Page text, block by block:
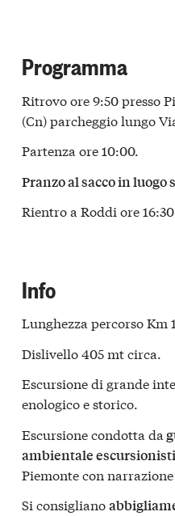
Programma
Ritrovo ore 9:50 presso
(Cn) parcheggio lungo
Partenza ore 10:00.
Pranzo al sacco in luogo
Rientro a Roddi ore
Info
Lunghezza percorso Km
Dislivello 405 mt circa.
Escursione di grande
enologico e storico.
Escursione condotta da
ambientale
Piemonte con
Si consigliano